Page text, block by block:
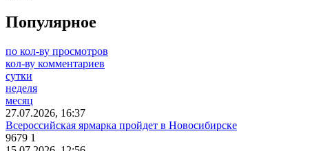
Популярное
по кол-ву просмотров
кол-ву комментариев
сутки
неделя
месяц
27.07.2026, 16:37
Всероссийская ярмарка пройдет в Новосибирске
9679 1